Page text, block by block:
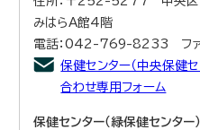
みはらA館4階
電話：042-769-8233 フ
保健センター（中央保健
合わせ専用フォーム
保健センター（緑保健センター）